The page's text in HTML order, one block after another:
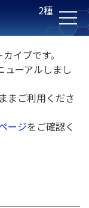
2種
イブです。
ューアルしまし
まご利用くださ
ージをご確認く